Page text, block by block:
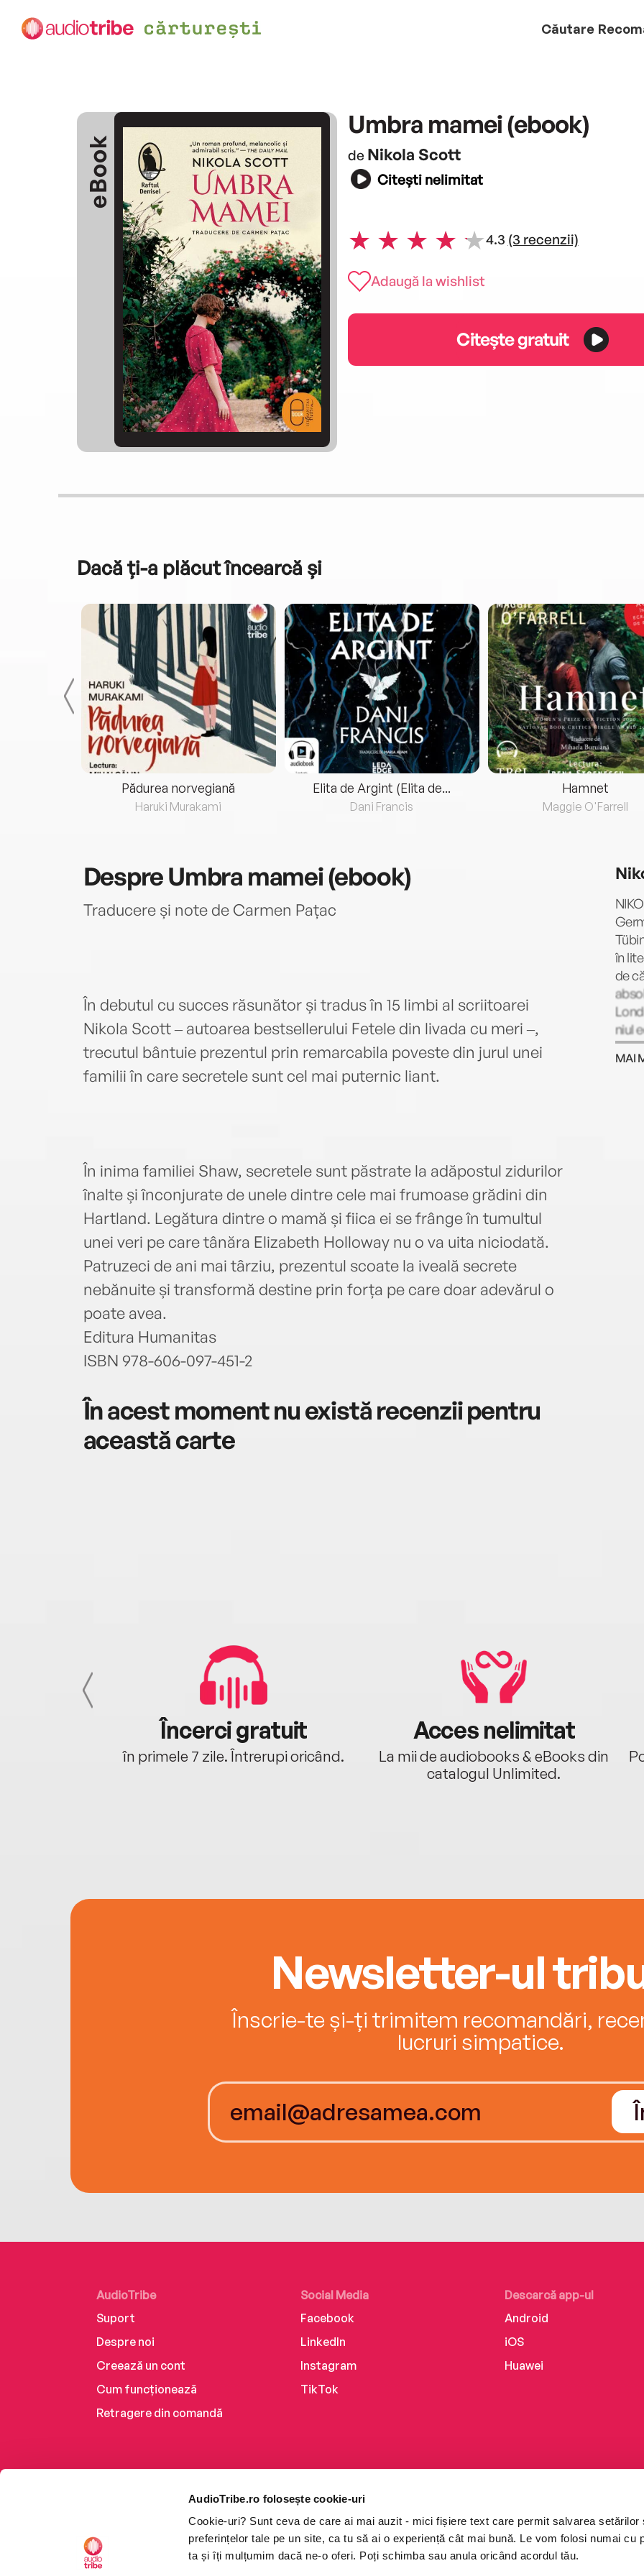
AudioTribe.ro folosește cookie-uri
Cookie-uri? Sunt ceva de care ai mai auzit - mici fișiere text care permit salvarea setărilor
preferințelor tale pe un site, ca tu să ai o experiență cât mai bună. Le vom folosi numai cu
ta și îți mulțumim dacă ne-o oferi. Poți schimba sau anula oricând acordul tău.
Căutare
eBook
Umbra mamei (ebook)
de Nikola Scott
Citești nelimitat
4.3 (3 recenzii)
Adaugă la wishlist
Citește gratuit
Dacă ți-a plăcut încearcă și
Pădurea norvegiană
Haruki Murakami
Elita de Argint (Elita de...
Dani Francis
Hamnet
Maggie O'Farrell
DespreUmbra mamei (ebook)
Traducere și note de Carmen Pațac
În debutul cu succes răsunător și tradus în 15 limbi al scriitoarei
Nikola Scott ‒ autoarea bestsellerului Fetele din livada cu meri ‒,
trecutul bântuie prezentul prin remarcabila poveste din jurul unei
familii în care secretele sunt cel mai puternic liant.
În inima familiei Shaw, secretele sunt păstrate la adăpostul zidurilor
înalte și înconjurate de unele dintre cele mai frumoase grădini din
Hartland. Legătura dintre o mamă și fiica ei se frânge în tumultul
unei veri pe care tânăra Elizabeth Holloway nu o va uita niciodată.
Patruzeci de ani mai târziu, prezentul scoate la iveală secrete
nebănuite și transformă destine prin forța pe care doar adevărul o
poate avea.
Editura Humanitas
ISBN 978-606-097-451-2
În acest moment nu există recenzii pentru
această carte
în
de
niul
MAI
Încerci gratuit
în primele 7 zile. Întrerupi oricând.
Acces nelimitat
La mii de audiobooks & eBooks din
catalogul Unlimited.
Newsletter-ul
Înscrie-te și-ți trimitem recomandări,
lucruri simpatice.
AudioTribe
Suport
Despre noi
Creează un cont
Cum funcționează
Retragere din comandă
Social Media
Facebook
LinkedIn
Instagram
TikTok
Descarcă app-ul
Android
iOS
Huawei